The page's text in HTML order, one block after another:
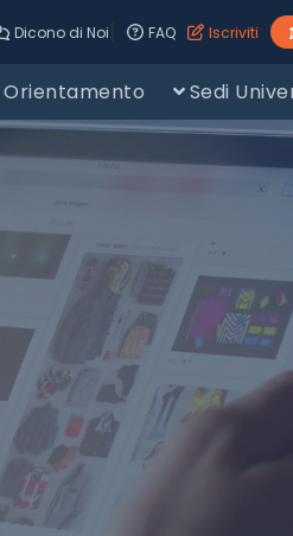
Dicono di Noi| FAQ Iscriviti
Orientamento Sedi